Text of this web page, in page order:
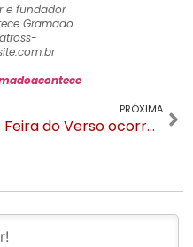
e fundador
Gramado
PRÓXIMA
Feira do Verso ocorre neste sábado em Gramado